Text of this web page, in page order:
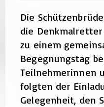
Die
die
zu einem
Begegnungstag
Teilnehmerinnen
folgten der
Gelegenheit, den